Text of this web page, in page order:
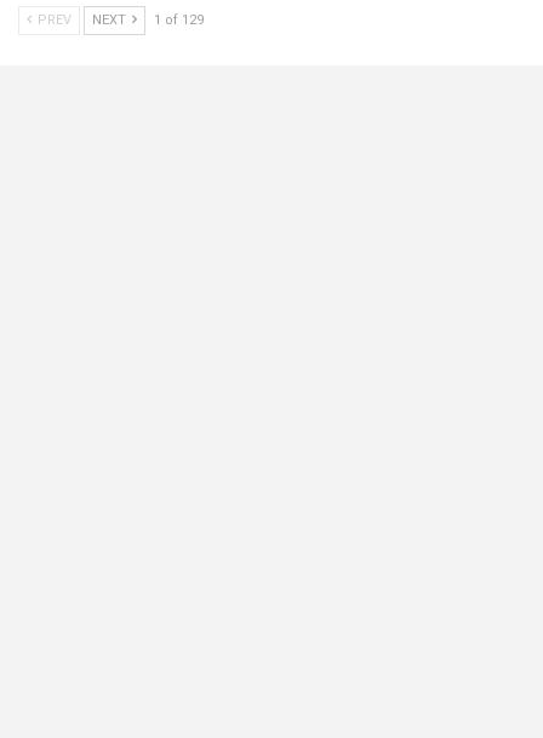
PREV NEXT 1 of 129